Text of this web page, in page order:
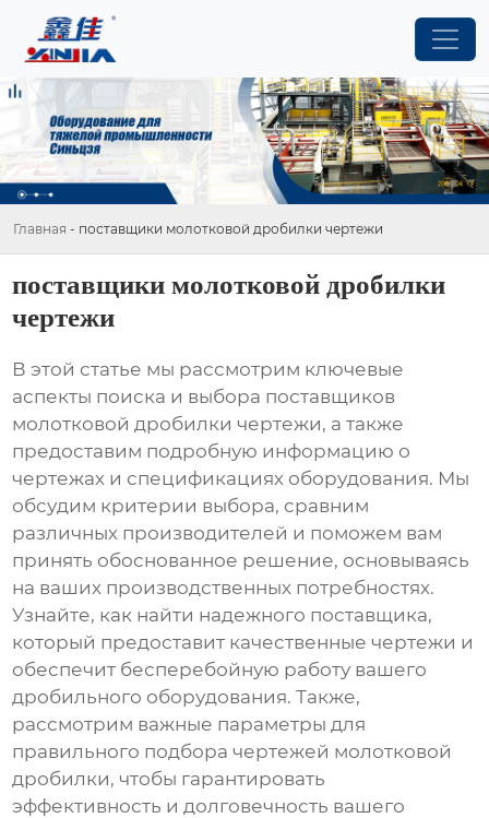
Главная - поставщики молотковой дробилки чертежи
поставщики молотковой дробилки
чертежи
В этой статье мы рассмотрим ключевые
аспекты поиска и выбора поставщиков
молотковой дробилки чертежи, а также
предоставим подробную информацию о
чертежах и спецификациях оборудования. Мы
обсудим критерии выбора, сравним
различных производителей и поможем вам
принять обоснованное решение, основываясь
на ваших производственных потребностях.
Узнайте, как найти надежного поставщика,
который предоставит качественные чертежи и
обеспечит бесперебойную работу вашего
дробильного оборудования. Также,
рассмотрим важные параметры для
правильного подборачертежей молотковой
дробилки, чтобы гарантировать
эффективность и долговечность вашего